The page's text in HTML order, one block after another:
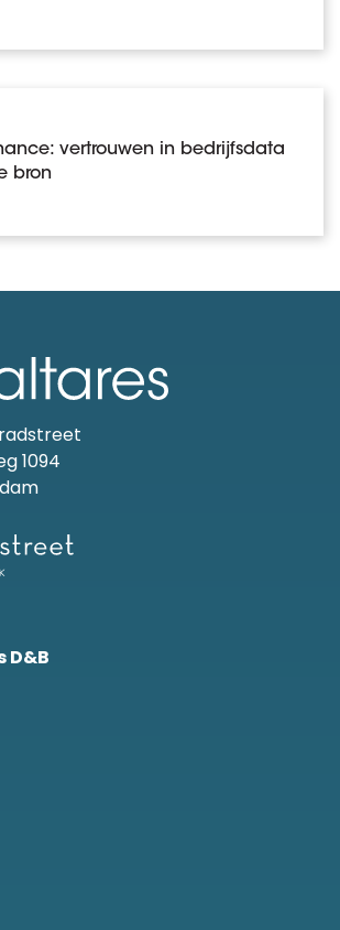
vertrouwen in bedrijfsdata
bron
1094
D&B